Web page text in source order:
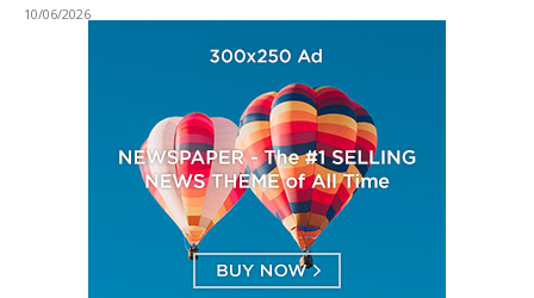
10/06/2026